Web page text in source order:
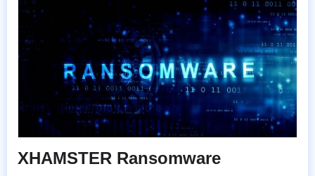
XHAMSTER Ransomware